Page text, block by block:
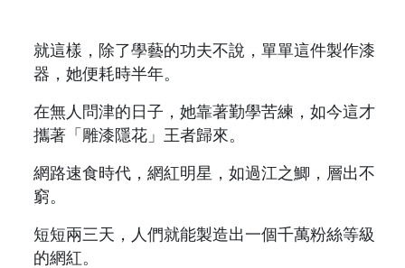
就這樣，除了學藝的功夫不說，單單這件製作漆
器，她便耗時半年。
在無人問津的日子，她靠著勤學苦練，如今這才
攜著「雕漆隱花」王者歸來。
網路速食時代，網紅明星，如過江之鯽，層出不
窮。
短短兩三天，人們就能製造出一個千萬粉絲等級
的網紅。